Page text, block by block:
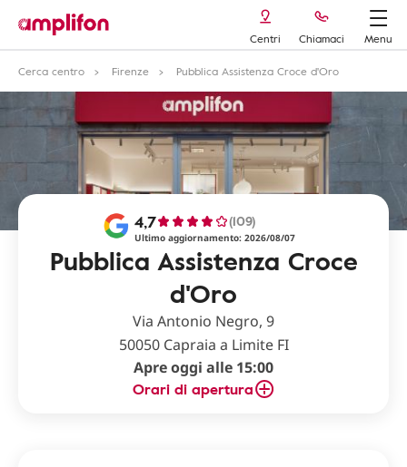
Centri Chiamaci
Menu
Cerca centro
Firenze Pubblica Assistenza Croce d'Oro
Pubblica Assistenza Croce
d'Oro
4,7 (109)
Ultimo aggiornamento: 2026/08/07
Via Antonio Negro, 9
50050 Capraia a Limite FI
Apre oggi alle 15:00
Orari di apertura